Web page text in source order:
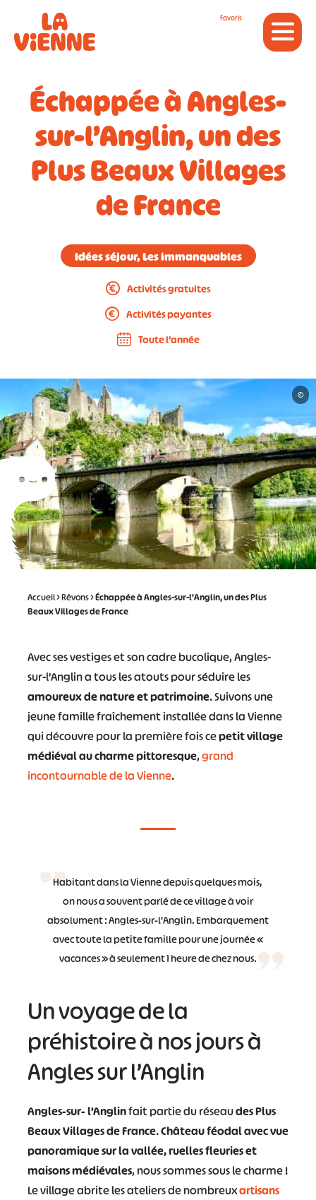
Favoris
Échappée à Angles-
sur-l’Anglin, un des
Plus Beaux Villages
de France
Idées séjour, Les immanquables
Activités gratuites
Activités payantes
Toute l'année
©
Accueil>Rêvons>Échappée à Angles-sur-l’Anglin, un des Plus
Beaux Villages de France
Avec ses vestiges et son cadre bucolique, Angles-
sur-l’Anglin a tous les atouts pour séduire les
amoureux de nature et patrimoine. Suivons une
jeune famille fraîchement installée dans la Vienne
qui découvre pour la première fois cepetit village
médiéval au charme pittoresque,grand
incontournable de la Vienne.
Habitant dans la Vienne depuis quelques mois,
on nous a souvent parlé de ce village à voir
absolument : Angles-sur-l’Anglin. Embarquement
avec toute la petite famille pour une journée «
vacances » à seulement 1 heure de chez nous.
Un voyage de la
préhistoire à nos jours à
Angles sur l’Anglin
Angles-sur- l’Anglinfait partie du réseaudes Plus
Beaux Villages de France.Château féodal avec vue
panoramique sur la vallée, ruelles fleuries et
maisons médiévales, nous sommes sous le charme !
Le village abrite les ateliers de nombreuxartisans